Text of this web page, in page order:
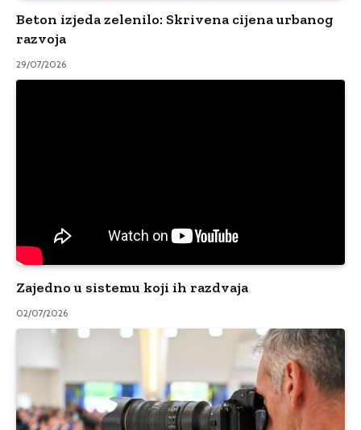
Beton izjeda zelenilo: Skrivena cijena urbanog
razvoja
29/07/2026
Zajedno u sistemu koji ih razdvaja
02/07/2026